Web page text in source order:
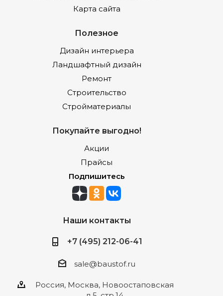
Карта сайта
Полезное
Дизайн интерьера
Ландшафтный дизайн
Ремонт
Строительство
Стройматериалы
Покупайте выгодно!
Акции
Прайсы
Подпишитесь
Наши контакты
+7 (495) 212-06-41
sale@baustof.ru
Россия, Москва, Новоостаповская